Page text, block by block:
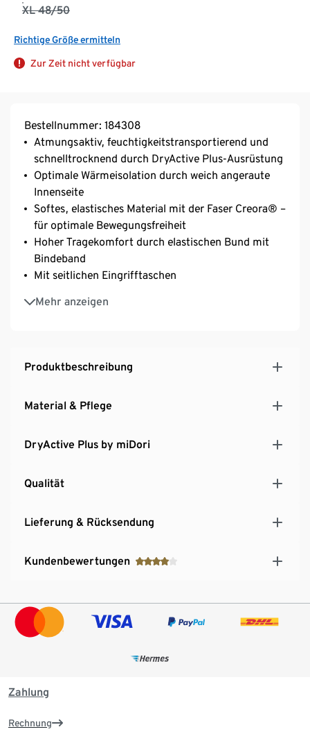
XL 48/50
Richtige Größe ermitteln
Zur Zeit nicht verfügbar
Bestellnummer: 184308
Atmungsaktiv, feuchtigkeitstransportierend und
schnelltrocknend durch DryActive Plus-Ausrüstung
Optimale Wärmeisolation durch weich angeraute
Innenseite
Softes, elastisches Material mit der Faser Creora® –
für optimale Bewegungsfreiheit
Hoher Tragekomfort durch elastischen Bund mit
Bindeband
Mit seitlichen Eingrifftaschen
Mehr anzeigen
Beinabschluss mit elastischem Bund
Produktbeschreibung
Material & Pflege
DryActive Plus by miDori
Qualität
Lieferung & Rücksendung
Kundenbewertungen
Zahlung
Rechnung